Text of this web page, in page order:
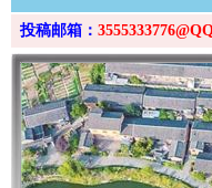
投稿邮箱：